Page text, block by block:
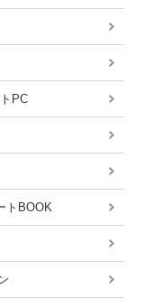
PC
トBOOK